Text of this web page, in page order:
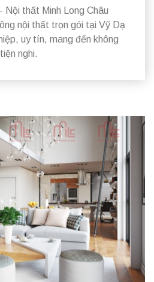
Nội thất Minh Long Châu
nội thất trọn gói tại Vỹ Dạ
uy tín, mang đến không
nghi.